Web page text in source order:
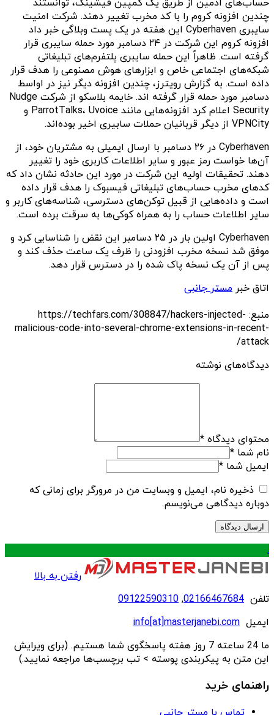
حساب‌های ادمین از طریق یک کمپین فیشینگ، توانستند
چندین افزونه کروم را با کد مخرب تغییر دهند. شرکت امنیت
سایبری Cyberhaven این هفته در یک پست وبلاگی خبر داد
افزونه کروم این شرکت در ۲۴ دسامبر مورد حمله سایبری قرار
گرفته است. ظاهراً این حمله سایبری پلتفر‌م‌های تبلیغاتی
شبکه‌های اجتماعی خاص و ابزارهای هوش مصنوعی را هدف قرار
داده است. به گزارش رویترز، چندین افزونه دیگر نیز در اواسط
دسامبر مورد حمله قرار گرفته اند. خایمه بلاسکو از شرکت Nudge
Security اعلام کرد افزونه‌هایی مانند ParrotTalks، Uvoice و
VPNCity از دیگر قربانیان حملات سابیری اخیر بوده‌اند.
Cyberhaven در ۲۶ دسامبر با ارسال ایمیلی به مشتریان خود، از
آن‌ها خواست رمز عبور و سایر اطلاعات کاربری خود را تغییر
دهند. تحقیقات اولیه این شرکت در مورد این حادثه نشان داد که
کدهای مخرب حساب‌های تبلیغاتی فیسبوک را هدف قرار داده
است و داده‌هایی از قبیل توکن‌های دسترسی، شناسه‌های کاربر و
سایر اطلاعات حساب را به همراه کوکی‌ها به سرقت برده است.
Cyberhaven اولین بار در ۲۵ دسامبر این نقض را شناسایی کرد و
موفق شد نسخه مخرب افزودنی را ظرف یک ساعت حذف کند و
پس از آن یک نسخه پاک شده را در دسترس قرار دهد.
اتاق خبر مستر جانبی
منبع: https://techfars.com/308847/hackers-injected-
malicious-code-into-several-chrome-extensions-in-recent-
attack/
دیدگاه‌های نوشته
محتوای دیدگاه *
نام شما *
ایمیل شما *
ذخیره نام، ایمیل و وبسایت من در مرورگر برای زمانی که
دوباره دیدگاهی می‌نویسم.
.
رفتن به بالا
تلفن 02166467684
,
09122590310
ایمیل info[at]masterjanebi.com
ما 24 ساعته 7 روز هفته پاسخگوی شما هستیم. (برای ویرایش
این متن به پیکربندی پوسته > تب برچسب‌ها مراجعه نمایید.)
راهنمای خرید